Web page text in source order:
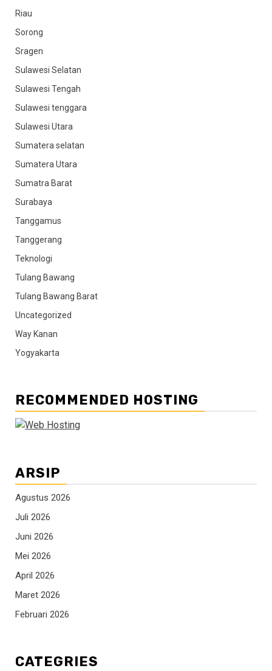
Riau
Sorong
Sragen
Sulawesi Selatan
Sulawesi Tengah
Sulawesi tenggara
Sulawesi Utara
Sumatera selatan
Sumatera Utara
Sumatra Barat
Surabaya
Tanggamus
Tanggerang
Teknologi
Tulang Bawang
Tulang Bawang Barat
Uncategorized
Way Kanan
Yogyakarta
RECOMMENDED HOSTING
ARSIP
Agustus 2026
Juli 2026
Juni 2026
Mei 2026
April 2026
Maret 2026
Februari 2026
CATEGRIES